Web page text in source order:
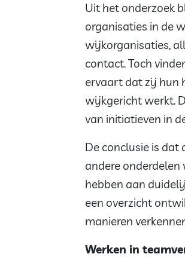
Uit het onderzoek
organisaties in de
wijkorganisaties,
contact. Toch
ervaart dat zij hun
wijkgericht werkt.
van initiatieven in
De conclusie is
andere
hebben aan
een overzicht
manieren
Werken in